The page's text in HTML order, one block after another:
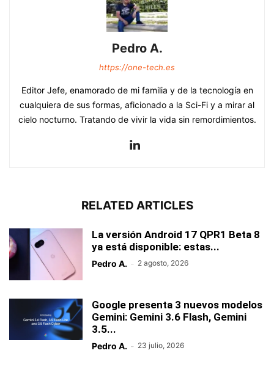
Pedro A.
https://one-tech.es
Editor Jefe, enamorado de mi familia y de la tecnología en
cualquiera de sus formas, aficionado a la Sci-Fi y a mirar al
cielo nocturno. Tratando de vivir la vida sin remordimientos.
RELATED ARTICLES
La versión Android 17 QPR1 Beta 8
ya está disponible: estas...
Pedro A. - 2 agosto, 2026
Google presenta 3 nuevos modelos
Gemini: Gemini 3.6 Flash, Gemini
3.5...
Pedro A. - 23 julio, 2026